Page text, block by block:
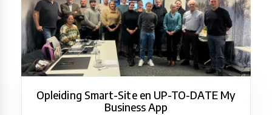
Opleiding Smart-Site en UP-TO-DATE My
Business App